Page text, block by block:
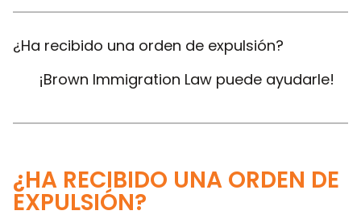
¿Ha recibido una orden de expulsión?
¡Brown Immigration Law puede ayudarle!
¿HA RECIBIDO UNA ORDEN DE
EXPULSIÓN?